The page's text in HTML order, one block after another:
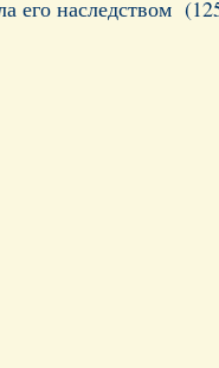
его наследством